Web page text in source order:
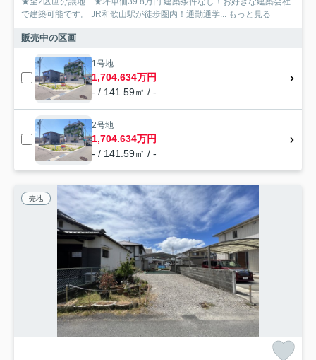
で建築可能です。 JR和歌山駅が徒歩圏内！通勤通学...
もっと見る
販売中の区画
1号地
1,704.634万円
- / 141.59㎡ / -
2号地
1,704.634万円
- / 141.59㎡ / -
売地